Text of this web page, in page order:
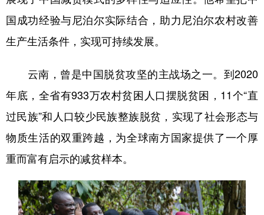
国成功经验与尼泊尔实际结合，助力尼泊尔农村改善
生产生活条件，实现可持续发展。
云南，曾是中国脱贫攻坚的主战场之一。到2020
年底，全省有933万农村贫困人口摆脱贫困，11个“直
过民族”和人口较少民族整族脱贫，实现了社会形态与
物质生活的双重跨越，为全球南方国家提供了一个厚
重而富有启示的减贫样本。